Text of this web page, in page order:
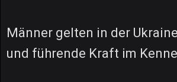
Männer gelten in der
und führende Kraft im